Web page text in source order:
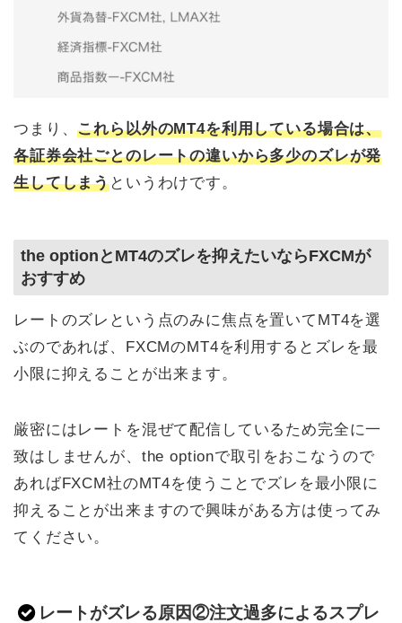
つまり、これら以外のMT4を利用している場合は、
各証券会社ごとのレートの違いから多少のズレが発
生してしまうというわけです。
the optionとMT4のズレを抑えたいならFXCMが
おすすめ
レートのズレという点のみに焦点を置いてMT4を選
ぶのであれば、FXCMのMT4を利用するとズレを最
小限に抑えることが出来ます。
厳密にはレートを混ぜて配信しているため完全に一
致はしませんが、the optionで取引をおこなうので
あればFXCM社のMT4を使うことでズレを最小限に
抑えることが出来ますので興味がある方は使ってみ
てください。
レートがズレる原因②注文過多によるスプレ